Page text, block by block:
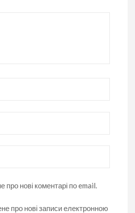
про нові коментарі по email.
про нові записи електронною